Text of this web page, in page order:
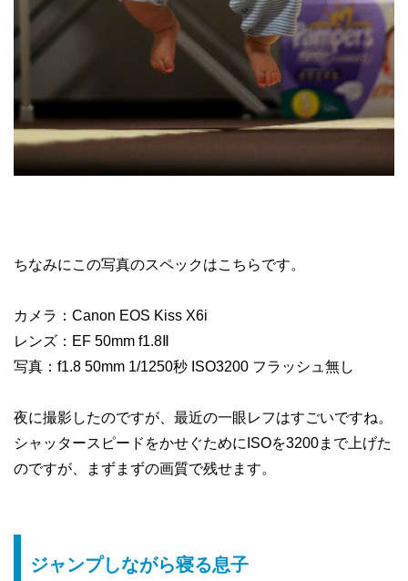
ちなみにこの写真のスペックはこちらです。
カメラ：Canon EOS Kiss X6i
レンズ：EF 50mm f1.8Ⅱ
写真：f1.8 50mm 1/1250秒 ISO3200 フラッシュ無し
夜に撮影したのですが、最近の一眼レフはすごいですね。
シャッタースピードをかせぐためにISOを3200まで上げた
のですが、まずまずの画質で残せます。
ジャンプしながら寝る息子